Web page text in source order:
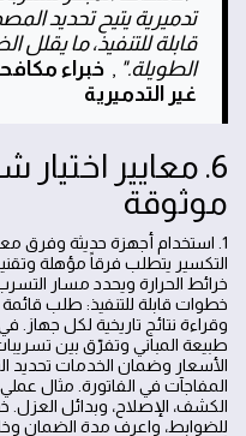
تدميرية يتيح تحديد
قابلة للتنفيذ، ما يقلل
الطويلة." , خبراء
غير التدميرية
6. معايير
موثوقة
1. استخدام أجهزة حديثة وفرق
التكسير يتطلب فرقاً مؤهلة
خرائط الحرارة ويحدد مسار
خطوات قابلة للتنفيذ: طلب
وقراءة نتائج تاريخية لكل جهاز.
الأسعار وضمان الخدمات تحديد
المفاجآت في الفاتورة. مثال
الكشف، الإصلاح، وبدائل
للضوابط، واعرف مدة الضمان